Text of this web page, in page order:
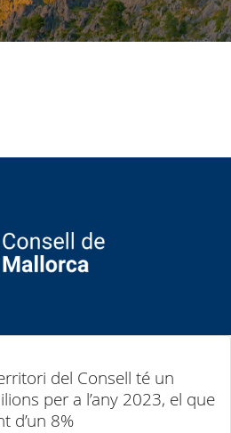
del Consell té un
per a l’any 2023, el que
d’un 8%